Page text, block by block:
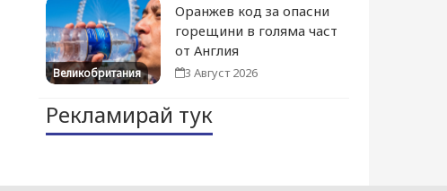
Великобритания
Оранжев код за опасни
горещини в голяма част
от Англия
3 Август 2026
Рекламирай тук